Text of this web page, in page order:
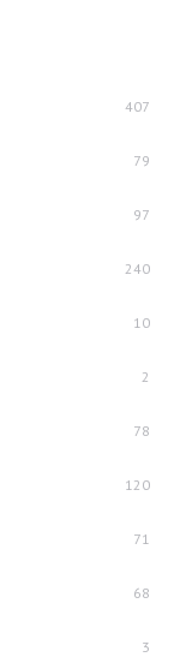
407
79
97
240
10
2
78
120
71
68
3